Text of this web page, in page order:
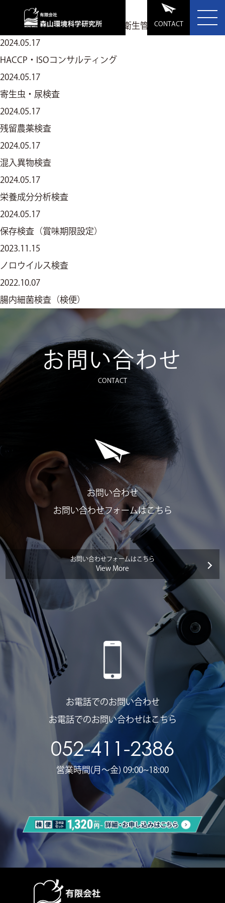
CONTACT
お知らせNews
HOME >事業内容>
食品衛生管理
2024.05.17
HACCP・ISOコンサルティング
2024.05.17
寄生虫・尿検査
2024.05.17
残留農薬検査
2024.05.17
混入異物検査
2024.05.17
栄養成分分析検査
2024.05.17
保存検査（賞味期限設定）
2023.11.15
ノロウイルス検査
2022.10.07
腸内細菌検査（検便）
お問い合わせ
CONTACT
お問い合わせ
お問い合わせフォームはこちら
お問い合わせフォームはこちら
View More
お電話でのお問い合わせ
お電話でのお問い合わせはこちら
052-411-2386
営業時間(月〜金) 09:00~18:00